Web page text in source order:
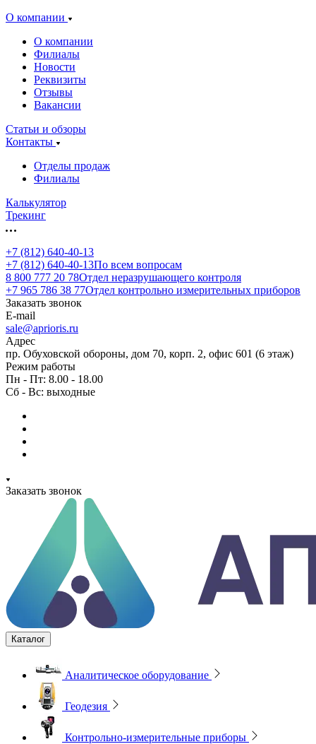
О компании
О компании
Филиалы
Новости
Реквизиты
Отзывы
Вакансии
Статьи и обзоры
Контакты
Отделы продаж
Филиалы
Калькулятор
Трекинг
+7 (812) 640-40-13
+7 (812) 640-40-13По всем вопросам
8 800 777 20 78Отдел неразрушающего контроля
+7 965 786 38 77Отдел контрольно измерительных приборов
Заказать звонок
E-mail
sale@aprioris.ru
Адрес
пр. Обуховской обороны, дом 70, корп. 2, офис 601 (6 этаж)
Режим работы
Пн - Пт: 8.00 - 18.00
Сб - Вс: выходные
Заказать звонок
Каталог
Аналитическое оборудование
Геодезия
Контрольно-измерительные приборы